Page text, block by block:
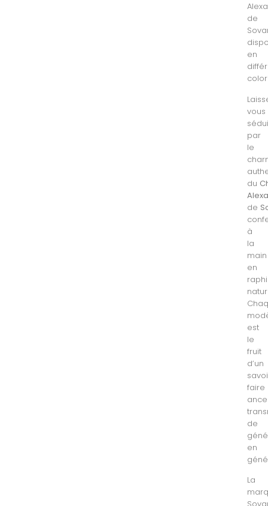
de
en
vous
par
le
du
de
à
la
main
en
est
le
fruit
d’un
faire
de
en
La